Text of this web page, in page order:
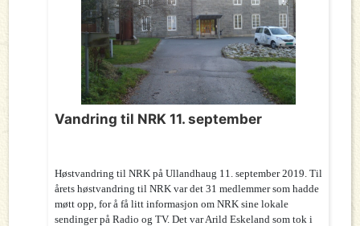
Vandring til NRK 11. september
Høstvandring til NRK på Ullandhaug 11. september 2019. Til
årets høstvandring til NRK var det 31 medlemmer som hadde
møtt opp, for å få litt informasjon om NRK sine lokale
sendinger på Radio og TV. Det var Arild Eskeland som tok i